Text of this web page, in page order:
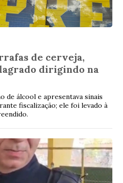
de cerveja,
dirigindo na
de álcool e apresentava sinais
fiscalização; ele foi levado à